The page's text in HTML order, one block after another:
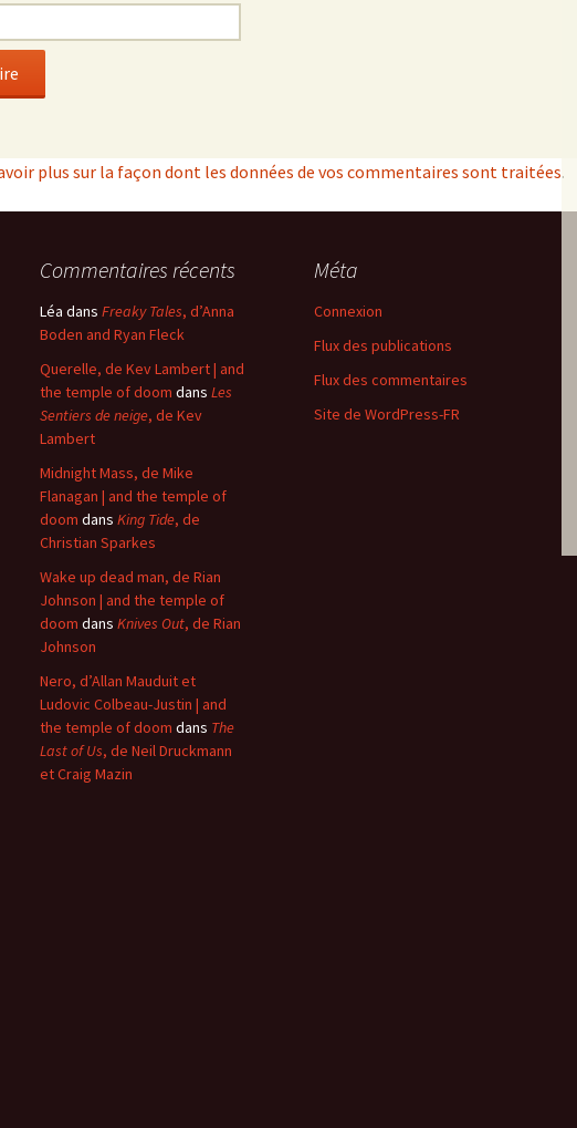
plus sur la façon dont les données de vos commentaires sont traitées.
Commentaires récents
Léa dans Freaky Tales, d’Anna
Boden and Ryan Fleck
Querelle, de Kev Lambert | and
the temple of doom dans Les
Sentiers de neige, de Kev
Lambert
Midnight Mass, de Mike
Flanagan | and the temple of
doom dans King Tide, de
Christian Sparkes
Wake up dead man, de Rian
Johnson | and the temple of
doom dans Knives Out, de Rian
Johnson
Nero, d’Allan Mauduit et
Ludovic Colbeau-Justin | and
the temple of doom dans The
Last of Us, de Neil Druckmann
et Craig Mazin
Méta
Connexion
Flux des publications
Flux des commentaires
Site de WordPress-FR